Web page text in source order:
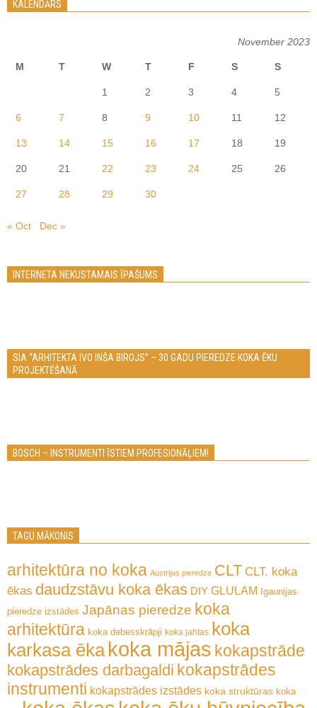
KALENDĀRS
November 2023
M T W T F S S
1 2 3 4 5
6 7 8 9 10 11 12
13 14 15 16 17 18 19
20 21 22 23 24 25 26
27 28 29 30
« Oct Dec »
INTERNETA NEKUSTAMAIS ĪPAŠUMS
SIA “ARHITEKTA IVO INŠA BIROJS” – 30 GADU PIEREDZE KOKA ĒKU
PROJEKTĒŠANĀ
BOSCH – INSTRUMENTI ĪSTIEM PROFESIONĀĻIEM!
TAGU MĀKONIS
arhitektūra no koka Austrijas pieredze CLT CLT. koka
ēkas daudzstāvu koka ēkas DIY GLULAM Igaunijas
pieredze izstādes Japānas pieredze koka
arhitektūra koka debesskrāpji koka jahtas koka
karkasa ēka koka mājas kokapstrāde
kokapstrādes darbagaldi kokapstrādes
instrumenti kokapstrādes izstādes koka struktūras koka